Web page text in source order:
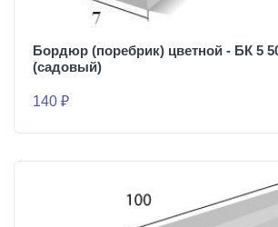
Бордюр (поребрик) цветной - БК 5
(садовый)
140 ₽